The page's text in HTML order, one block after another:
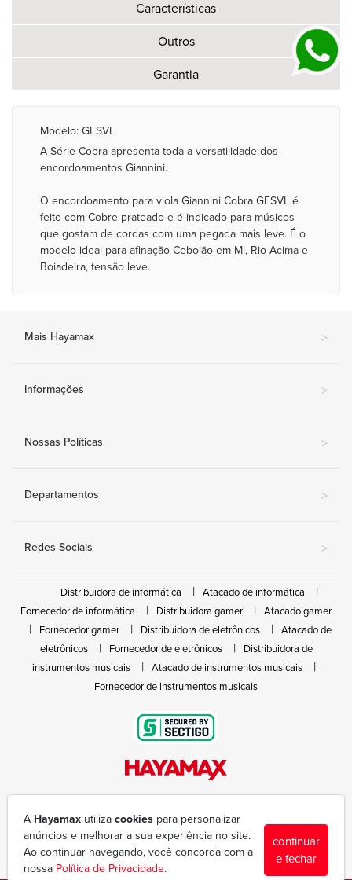
Características
Outros
Garantia
Modelo: GESVL
A Série Cobra apresenta toda a versatilidade dos
encordoamentos Giannini.
O encordoamento para viola Giannini Cobra GESVL é
feito com Cobre prateado e é indicado para músicos
que gostam de cordas com uma pegada mais leve. É o
modelo ideal para afinação Cebolão em Mi, Rio Acima e
Boiadeira, tensão leve.
Mais Hayamax >
Informações >
Nossas Políticas >
Departamentos >
Redes Sociais >
Distribuidora de informática
Atacado de informática
Fornecedor de informática
Distribuidora gamer
Atacado gamer
Fornecedor gamer
Distribuidora de eletrônicos
Atacado de
eletrônicos
Fornecedor de eletrônicos
Distribuidora de
instrumentos musicais
Atacado de instrumentos musicais
Fornecedor de instrumentos musicais
(43) 3377-6600
hayamax@hayamax.com.br
Segunda à sexta das 8:00 às 18:00
A Hayamax utiliza cookies para personalizar
anúncios e melhorar a sua experiência no site.
Ao continuar navegando, você concorda com a
nossa Política de Privacidade.
continuar
e fechar